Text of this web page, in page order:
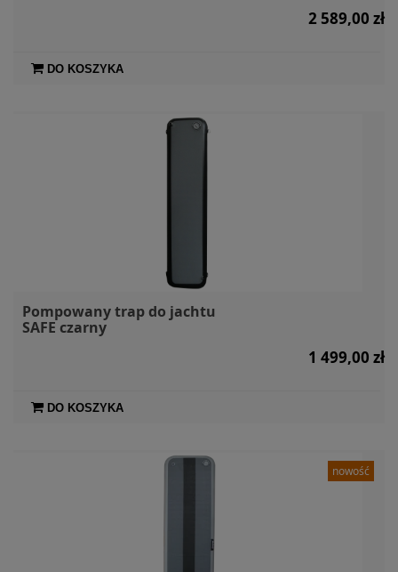
2 589,00 zł
DO KOSZYKA
Pompowany trap do jachtu
SAFE czarny
1 499,00 zł
DO KOSZYKA
nowość